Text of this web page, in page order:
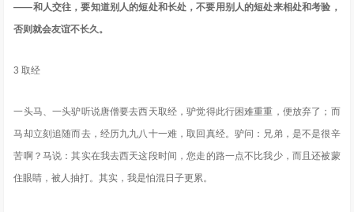
——和人交往，要知道别人的短处和长处，不要用别人的短处来相处和考验，
否则就会友谊不长久。
3 取经
一头马、一头驴听说唐僧要去西天取经，驴觉得此行困难重重，便放弃了；而
马却立刻追随而去，经历九九八十一难，取回真经。驴问：兄弟，是不是很辛
苦啊？马说：其实在我去西天这段时间，您走的路一点不比我少，而且还被蒙
住眼睛，被人抽打。其实，我是怕混日子更累。